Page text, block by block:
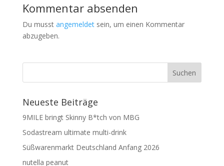
Kommentar absenden
Du musst angemeldetsein, um einen Kommentar
abzugeben.
Neueste Beiträge
9MILE bringt Skinny B*tch von MBG
Sodastream ultimate multi-drink
Süßwarenmarkt Deutschland Anfang 2026
nutella peanut